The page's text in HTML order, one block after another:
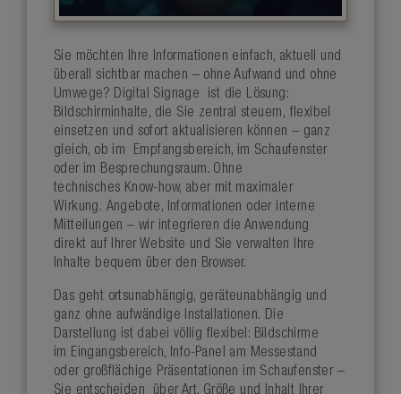
Sie möchten Ihre Informationen einfach, aktuell und
überall sichtbar machen – ohne Aufwand und ohne
Umwege? Digital Signage ist die Lösung:
Bildschirminhalte, die Sie zentral steuern, flexibel
einsetzen und sofort aktualisieren können – ganz
gleich, ob im Empfangsbereich, im Schaufenster
oder im Besprechungsraum. Ohne
technisches Know-how, aber mit maximaler
Wirkung. Angebote, Informationen oder interne
Mitteilungen – wir integrieren die Anwendung
direkt auf Ihrer Website und Sie verwalten Ihre
Inhalte bequem über den Browser.
Das geht ortsunabhängig, geräteunabhängig und
ganz ohne aufwändige Installationen. Die
Darstellung ist dabei völlig flexibel: Bildschirme
im Eingangsbereich, Info-Panel am Messestand
oder großflächige Präsentationen im Schaufenster –